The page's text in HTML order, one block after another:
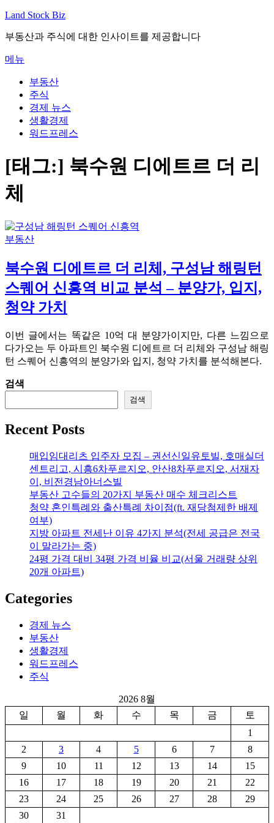
내
으
로
바
Land Stock Biz
부동산과 주식에 대한 인사이트를 제공합니다
메뉴
부동산
주식
경제 뉴스
생활경제
워드프레스
[태그:] 북수원 디에트르 더 리
체
부동산
북수원 디에트르 더 리체, 구성남 해링턴
스퀘어 신흥역 비교 분석 – 분양가, 입지,
청약 가치
이번 글에서는 똑같은 10억 대 분양가이지만, 다른 느낌으로
다가오는 두 아파트인 북수원 디에트르 더 리체와 구성남 해링
턴 스퀘어 신흥역의 분양가와 입지, 청약 가치를 분석해본다.
검색
검색
Recent Posts
매입임대리츠 입주자 모집 – 권선신일유토빌, 호매실더
센트리고, 시흥6차푸르지오, 안산8차푸르지오, 서재자
이, 비전경남아너스빌
부동산 고수들의 20가지 부동산 매수 체크리스트
청약 혼인특례와 출산특례 차이점(ft. 재당첨제한 배제
여부)
지방 아파트 전세난 이유 4가지 분석(전세 공급은 전국
이 말라가는 중)
24평 가격 대비 34평 가격 비율 비교(서울 거래량 상위
20개 아파트)
Categories
경제 뉴스
부동산
생활경제
워드프레스
주식
2026 8월
일
월 화 수 목 금
토
1
2
3 4 5 6 7
8
9
10 11 12 13 14
15
16
17 18 19 20 21
22
23
24 25 26 27 28
29
30
31